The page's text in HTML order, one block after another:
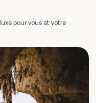
pour vous et votre